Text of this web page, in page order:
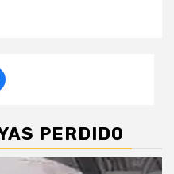
PERDIDO